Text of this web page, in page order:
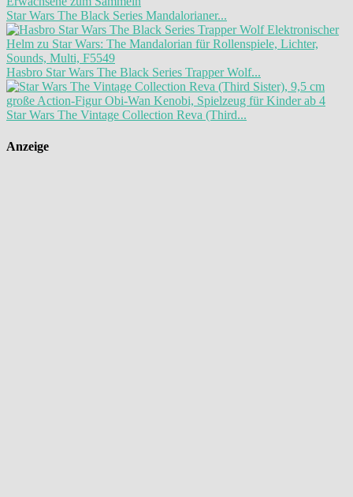
Star Wars The Black Series Mandalorianer...
Hasbro Star Wars The Black Series Trapper Wolf...
Star Wars The Vintage Collection Reva (Third...
Anzeige